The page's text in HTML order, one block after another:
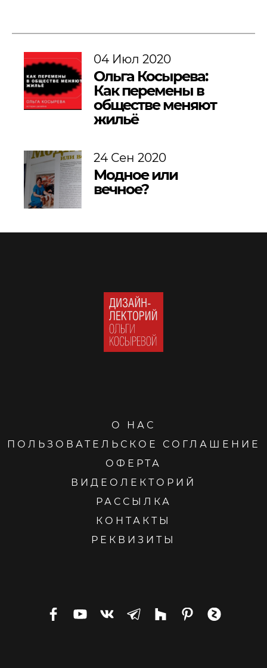
04 Июл 2020
Ольга Косырева:
Как перемены в
обществе меняют
жильё
24 Сен 2020
Модное или
вечное?
О НАС
ПОЛЬЗОВАТЕЛЬСКОЕ СОГЛАШЕНИЕ
ОФЕРТА
ВИДЕОЛЕКТОРИЙ
РАССЫЛКА
КОНТАКТЫ
РЕКВИЗИТЫ